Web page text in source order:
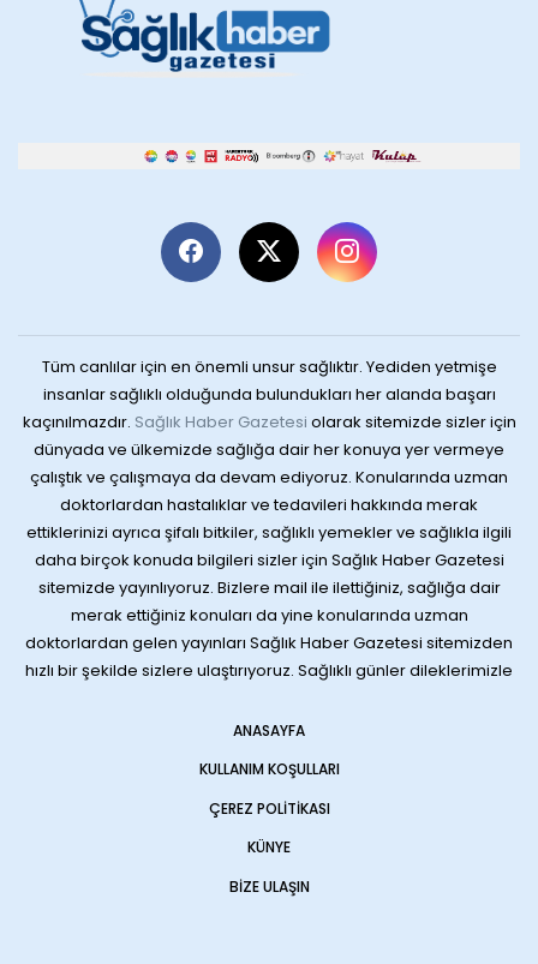
Tüm canlılar için en önemli unsur sağlıktır. Yediden yetmişe
insanlar sağlıklı olduğunda bulundukları her alanda başarı
kaçınılmazdır. Sağlık Haber Gazetesi olarak sitemizde sizler için
dünyada ve ülkemizde sağlığa dair her konuya yer vermeye
çalıştık ve çalışmaya da devam ediyoruz. Konularında uzman
doktorlardan hastalıklar ve tedavileri hakkında merak
ettiklerinizi ayrıca şifalı bitkiler, sağlıklı yemekler ve sağlıkla ilgili
daha birçok konuda bilgileri sizler için Sağlık Haber Gazetesi
sitemizde yayınlıyoruz. Bizlere mail ile ilettiğiniz, sağlığa dair
merak ettiğiniz konuları da yine konularında uzman
doktorlardan gelen yayınları Sağlık Haber Gazetesi sitemizden
hızlı bir şekilde sizlere ulaştırıyoruz. Sağlıklı günler dileklerimizle
ANASAYFA
KULLANIM KOŞULLARI
ÇEREZ POLITIKASI
KÜNYE
BIZE ULAŞIN